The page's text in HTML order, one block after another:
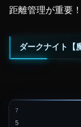
距離管理が重要！
ダークナイト【
7
5